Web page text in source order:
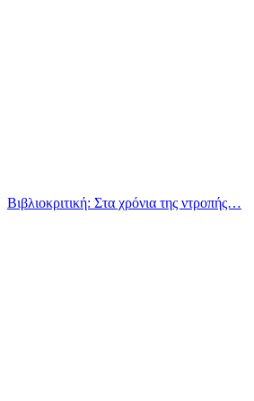
Βιβλιοκριτική: Στα χρόνια της ντροπής…